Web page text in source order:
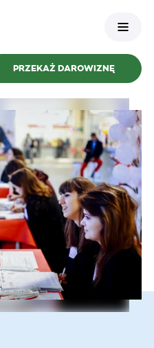
PRZEKAŻ DAROWIZNĘ